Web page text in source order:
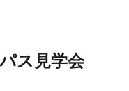
ス見学会